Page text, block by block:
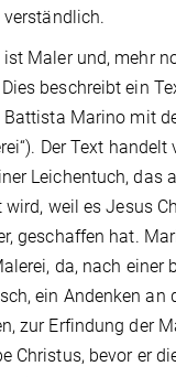
verständlich.
Maler und, mehr
beschreibt ein
Marino mit
Der Text
Leichentuch, das
weil es Jesus
geschaffen hat.
da, nach einer
ein Andenken an
zur Erfindung der
Christus, bevor er